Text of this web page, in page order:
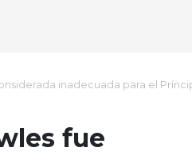
inadecuada para el
fue